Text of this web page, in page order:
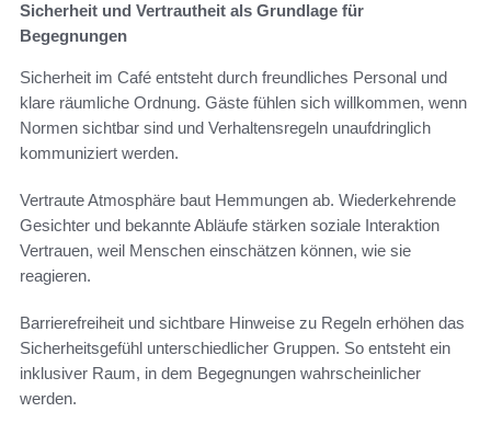
Sicherheit und Vertrautheit als Grundlage für
Begegnungen
Sicherheit im Café entsteht durch freundliches Personal und
klare räumliche Ordnung. Gäste fühlen sich willkommen, wenn
Normen sichtbar sind und Verhaltensregeln unaufdringlich
kommuniziert werden.
Vertraute Atmosphäre baut Hemmungen ab. Wiederkehrende
Gesichter und bekannte Abläufe stärken soziale Interaktion
Vertrauen, weil Menschen einschätzen können, wie sie
reagieren.
Barrierefreiheit und sichtbare Hinweise zu Regeln erhöhen das
Sicherheitsgefühl unterschiedlicher Gruppen. So entsteht ein
inklusiver Raum, in dem Begegnungen wahrscheinlicher
werden.